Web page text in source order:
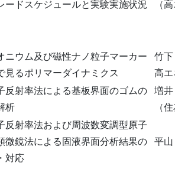
ードスケジュールと実験実施状況
（
ニウム及び磁性ナノ粒子マーカー
見るポリマーダイナミクス
竹
高
反射率法による基板界面のゴムの
析
増
（
反射率法および周波数変調型原子
微鏡法による固液界面分析結果の
対応
平